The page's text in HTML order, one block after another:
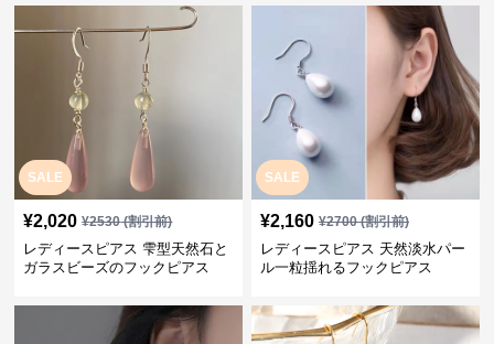
SALE
¥2,020 ¥2530(割引前)
レディースピアス 雫型天然石と
ガラスビーズのフックピアス
SALE
¥2,160 ¥2700(割引前)
レディースピアス 天然淡水パー
ル一粒揺れるフックピアス